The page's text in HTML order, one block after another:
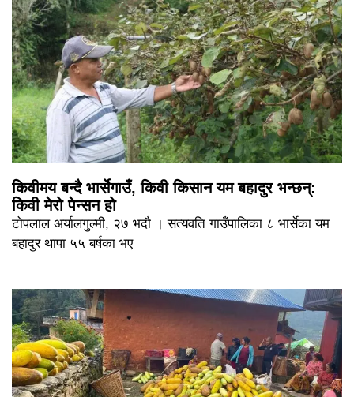
किवीमय बन्दै भार्सेगाउँ, किवी किसान यम बहादुर भन्छन्:
किवी मेरो पेन्सन हो
टोपलाल अर्यालगुल्मी, २७ भदौ । सत्यवति गाउँपालिका ८ भार्सेका यम
बहादुर थापा ५५ बर्षका भए